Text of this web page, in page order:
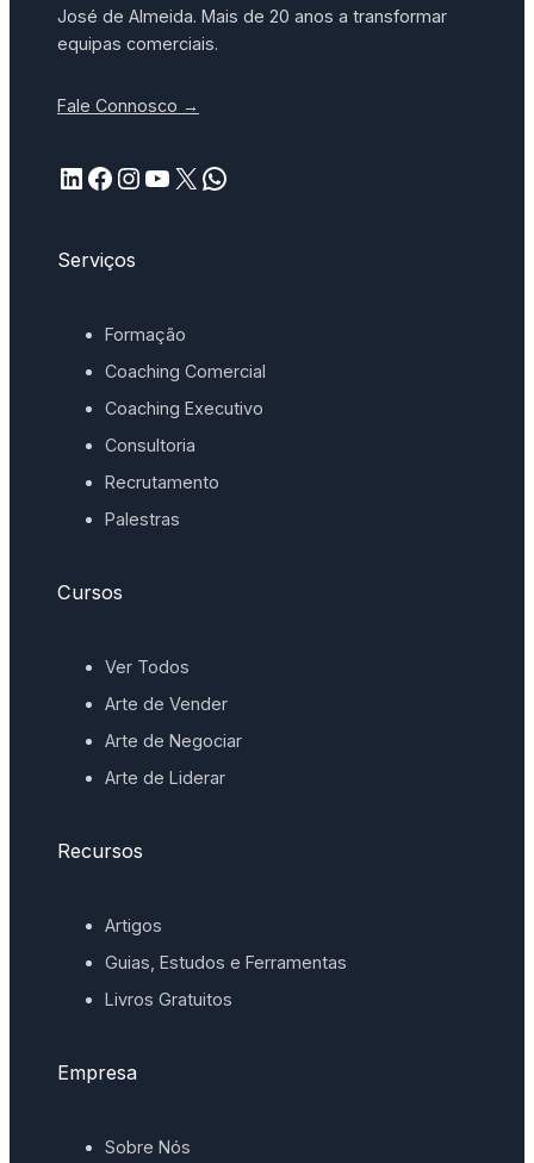
José de Almeida. Mais de 20 anos a transformar
equipas comerciais.
Fale Connosco →
LinkedIn Facebook InstagramYouTube X WhatsApp
Serviços
Formação
Coaching Comercial
Coaching Executivo
Consultoria
Recrutamento
Palestras
Cursos
Ver Todos
Arte de Vender
Arte de Negociar
Arte de Liderar
Recursos
Artigos
Guias, Estudos e Ferramentas
Livros Gratuitos
Empresa
Sobre Nós